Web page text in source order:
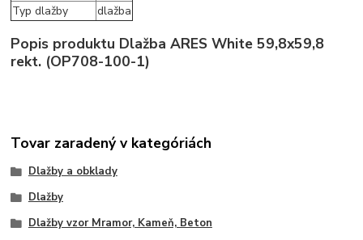
Typ dlažby
dlažba
Popis produktu Dlažba ARES White 59,8x59,8
rekt. (OP708-100-1)
Tovar zaradený v kategóriách
Dlažby a obklady
Dlažby
Dlažby vzor Mramor, Kameň, Beton